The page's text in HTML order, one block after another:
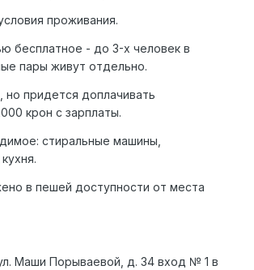
проживания.
бесплатное - до 3-х человек в
пары живут отдельно.
придется доплачивать
крон с зарплаты.
стиральные машины,
в пешей доступности от места
Маши Порываевой, д. 34 вход № 1 в